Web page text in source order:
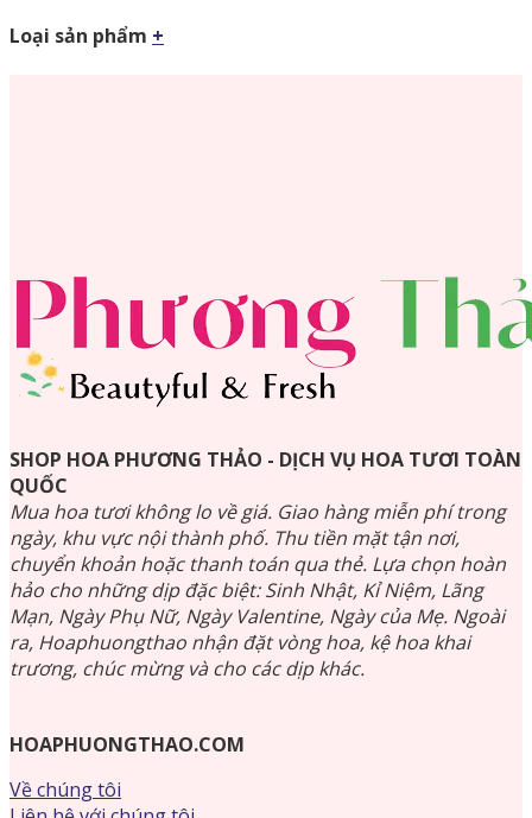
Loại sản phẩm +
SHOP HOA PHƯƠNG THẢO - DỊCH VỤ HOA TƯƠI TOÀN
QUỐC
Mua hoa tươi không lo về giá. Giao hàng miễn phí trong
ngày, khu vực nội thành phố. Thu tiền mặt tận nơi,
chuyển khoản hoặc thanh toán qua thẻ. Lựa chọn hoàn
hảo cho những dịp đặc biệt: Sinh Nhật, Kỉ Niệm, Lãng
Mạn, Ngày Phụ Nữ, Ngày Valentine, Ngày của Mẹ. Ngoài
ra, Hoaphuongthao nhận đặt vòng hoa, kệ hoa khai
trương, chúc mừng và cho các dịp khác.
HOAPHUONGTHAO.COM
Về chúng tôi